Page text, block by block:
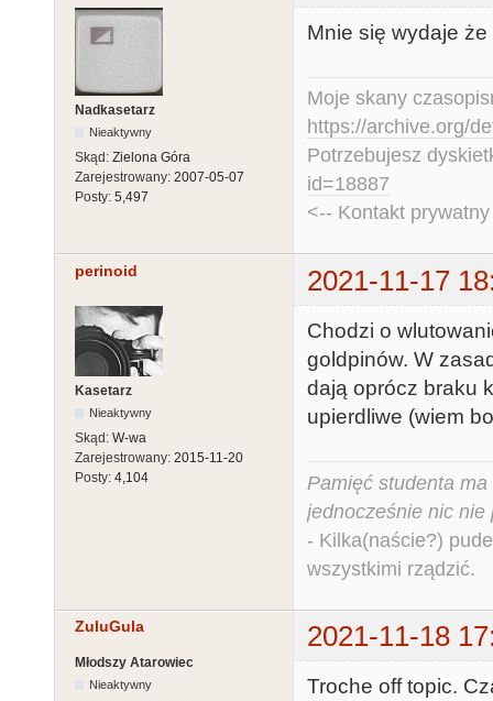
Nadkasetarz
Nieaktywny
Skąd: Zielona Góra
Zarejestrowany: 2007-05-07
Posty: 5,497
Mnie się wydaje
Moje skany
https://archive.org/
Potrzebujesz
id=18887
<-- Kontakt
perinoid 2021-11-17
Kasetarz
Nieaktywny
Skąd: W-wa
Zarejestrowany: 2015-11-20
Posty: 4,104
Chodzi o
goldpinów. W
dają oprócz braku
upierdliwe (wiem
Pamięć studenta
jednocześnie nic nie
- Kilka(naście?)
wszystkimi rządzić.
ZuluGula 2021-11-18
Młodszy Atarowiec
Nieaktywny
Troche off topic.